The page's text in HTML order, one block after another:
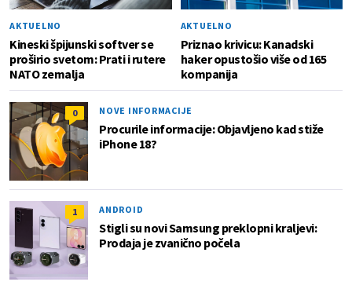
AKTUELNO
Kineski špijunski softver se
proširio svetom: Prati i rutere
NATO zemalja
AKTUELNO
Priznao krivicu: Kanadski
haker opustošio više od 165
kompanija
0 NOVE INFORMACIJE
Procurile informacije: Objavljeno kad stiže
iPhone 18?
1 ANDROID
Stigli su novi Samsung preklopni kraljevi:
Prodaja je zvanično počela